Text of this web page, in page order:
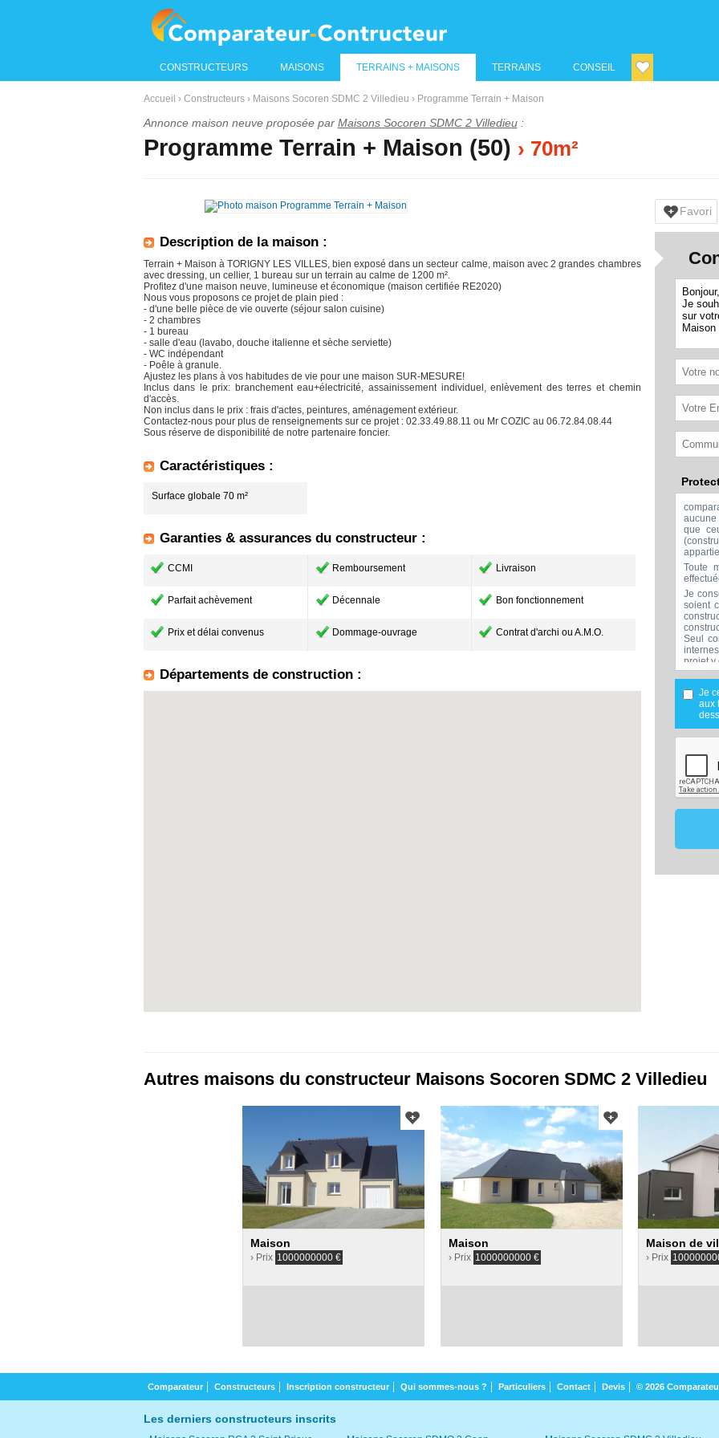
CONSTRUCTEURS MAISONS TERRAINS + MAISONS TERRAINS CONSEIL
Accueil › Constructeurs› Maisons Socoren SDMC 2 Villedieu › Programme Terrain + Maison
Annonce maison neuve proposée par Maisons Socoren SDMC 2 Villedieu:
Programme Terrain + Maison (50) › 70m²
Description de la maison :
Terrain + Maison à TORIGNY LES VILLES, bien exposé dans un secteur calme, maison avec 2 grandes chambres
avec dressing, un cellier, 1 bureau sur un terrain au calme de 1200 m².
Profitez d'une maison neuve, lumineuse et économique (maison certifiée RE2020)
Nous vous proposons ce projet de plain pied :
- d'une belle pièce de vie ouverte (séjour salon cuisine)
- 2 chambres
- 1 bureau
- salle d'eau (lavabo, douche italienne et sèche serviette)
- WC indépendant
- Poêle à granule.
Ajustez les plans à vos habitudes de vie pour une maison SUR-MESURE!
Inclus dans le prix: branchement eau+électricité, assainissement individuel, enlèvement des terres et chemin
d'accès.
Non inclus dans le prix : frais d'actes, peintures, aménagement extérieur.
Contactez-nous pour plus de renseignements sur ce projet : 02.33.49.88.11 ou Mr COZIC au 06.72.84.08.44
Sous réserve de disponibilité de notre partenaire foncier.
Caractéristiques :
Surface globale 70 m²
Garanties & assurances du constructeur :
CCMI Remboursement Livraison
Parfait achèvement Décennale Bon fonctionnement
Prix et délai convenus Dommage-ouvrage Contrat d'archi ou A.M.O.
Départements de construction :
Favori
que
Toute
Je
soient
Seul
projet y
Mes
mon
Les
de 18
vous
ce
Je
aux
Autres maisons du constructeur Maisons Socoren SDMC 2 Villedieu
Maison
› Prix 1000000000€
Maison
› Prix 1000000000€
Maison de
› Prix
Comparateur Constructeurs Inscription constructeur Qui sommes-nous ? Particuliers Contact Devis © 2026
Les derniers constructeurs inscrits